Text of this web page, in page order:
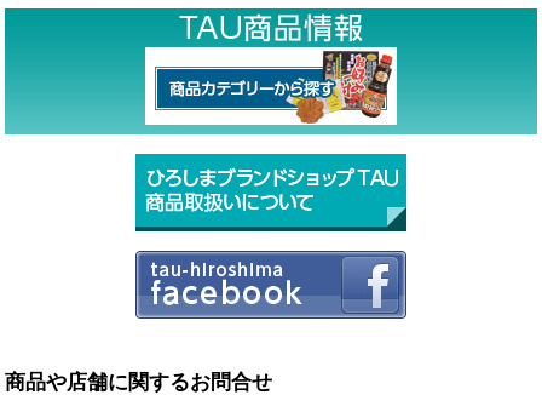
商品や店舗に関するお問合せ